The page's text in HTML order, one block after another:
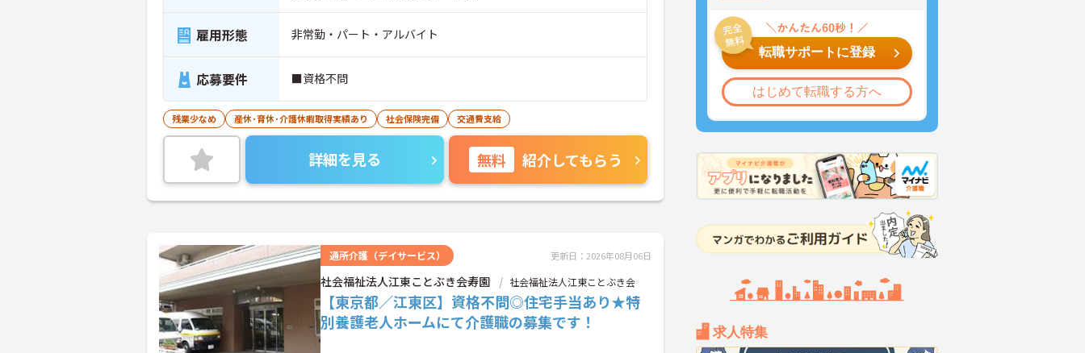
転職サポートに登録
はじめて転職する方へ
求人特集
雇用形態 非常勤・パート・アルバイト
応募要件 ■資格不問
残業少なめ 産休･育休･介護休暇取得実績あり 社会保険完備 交通費支給
詳細を見る 無料 紹介してもらう
通所介護（デイサービス） 更新日：2026年08月06日
社会福祉法人江東ことぶき会寿園 社会福祉法人江東ことぶき会
【東京都／江東区】資格不問◎住宅手当あり★特
別養護老人ホームにて介護職の募集です！